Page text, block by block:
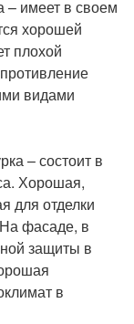
– имеет в своем
хорошей
плохой
видами
– состоит в
Хорошая,
для отделки
фасаде, в
защиты в
в